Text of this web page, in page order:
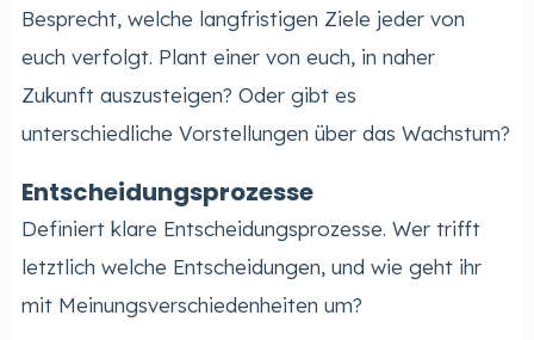
Besprecht, welche langfristigen Ziele jeder von
euch verfolgt. Plant einer von euch, in naher
Zukunft auszusteigen? Oder gibt es
unterschiedliche Vorstellungen über das Wachstum?
Entscheidungsprozesse
Definiert klare Entscheidungsprozesse. Wer trifft
letztlich welche Entscheidungen, und wie geht ihr
mit Meinungsverschiedenheiten um?